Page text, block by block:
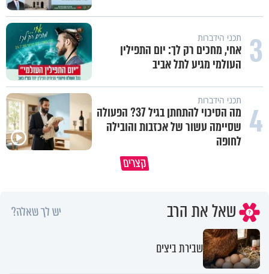
3 תכני הידברות
אחי, מחכים רק לך: יום התפילין
העולמי מגיע לתל אביב
4 תכני הידברות
מה הסיכוי להתחתן בגיל 37? הפעולה
שסיימה עשור של אכזבות והובילה
לחופה
קצרים
שאל את הרב יש לך שאלה?
שבירת ביצים